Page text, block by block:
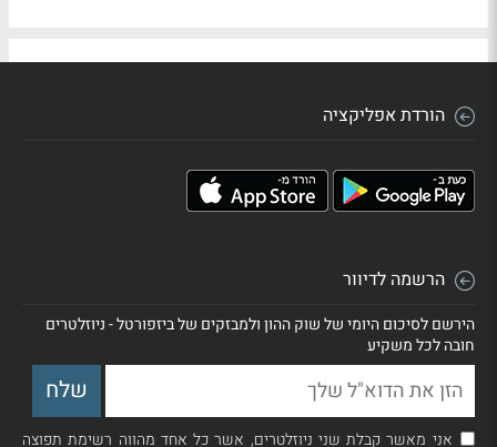
הורדת אפליקציה
הרשמה לדיוור
הירשם לסיכום היומי של שוק ההון ולמבזקים של ביזפורטל - ניוזלטרים
חובה לכל משקיע
אני מאשר קבלת שני ניוזלטרים, אשר כל אחד מהווה רשימת תפוצה